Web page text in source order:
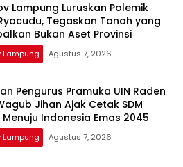
Lampung Luruskan Polemik
Tegaskan Tanah yang
Bukan Aset Provinsi
Lampung Agustus 7, 2026
Pengurus Pramuka UIN Raden
Jihan Ajak Cetak SDM
Indonesia Emas 2045
Lampung Agustus 7, 2026